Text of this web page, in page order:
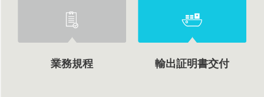
業務規程 輸出証明書交付